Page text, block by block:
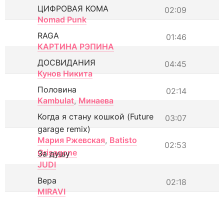
02:09
ЦИФРОВАЯ КОМА
Nomad Punk
01:46
RAGA
КАРТИНА РЭПИНА
04:45
ДОСВИДАНИЯ
Кунов Никита
02:14
Половина
Kambulat, Минаева
03:07
Когда я стану кошкой (Future
garage remix)
Мария Ржевская, Batisto
Grisagone
02:53
За душу
JUDI
02:18
Вера
MIRAVI